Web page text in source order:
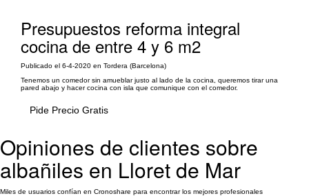
Presupuestos reforma integral
cocina de entre 4 y 6 m2
Publicado el 6-4-2020 en Tordera (Barcelona)
Tenemos un comedor sin amueblar justo al lado de la cocina, queremos tirar una
pared abajo y hacer cocina con isla que comunique con el comedor.
Pide Precio Gratis
Opiniones de clientes sobre
albañiles en Lloret de Mar
Miles de usuarios confían en Cronoshare para encontrar los mejores profesionales